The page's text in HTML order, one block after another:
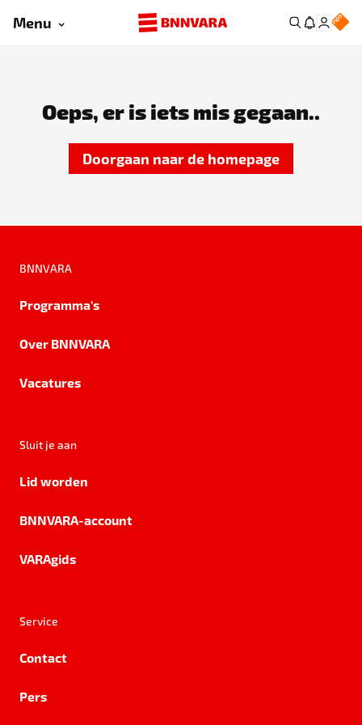
Menu
Oeps, er is iets mis gegaan..
Doorgaan naar de homepage
BNNVARA
Programma's
Over BNNVARA
Vacatures
Sluit je aan
Lid worden
BNNVARA-account
VARAgids
Service
Contact
Pers